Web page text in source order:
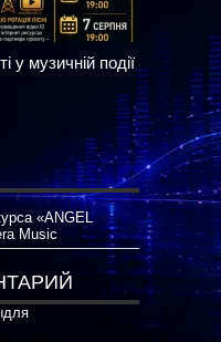
музичній події
«ANGEL
Music
для